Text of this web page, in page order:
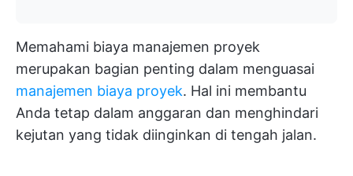
Memahami biaya manajemen proyek
merupakan bagian penting dalam menguasai
manajemen biaya proyek. Hal ini membantu
Anda tetap dalam anggaran dan menghindari
kejutan yang tidak diinginkan di tengah jalan.